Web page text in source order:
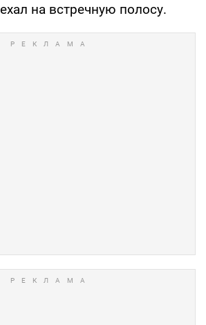
на встречную полосу.